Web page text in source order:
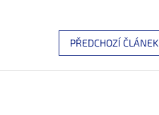
PŘEDCHOZÍ ČLÁNEK